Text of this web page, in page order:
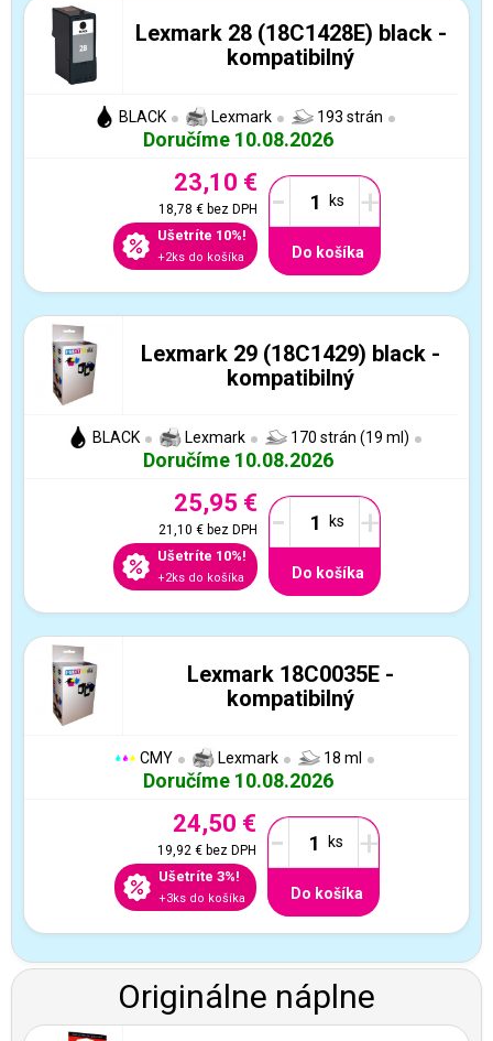
Lexmark 28 (18C1428E) black -
kompatibilný
BLACK Lexmark 193 strán
Doručíme 10.08.2026
23,10 €
18,78 €bez DPH
Ušetríte 10%!
+2ks do košíka
- +
Do košíka
Lexmark 29 (18C1429) black -
kompatibilný
BLACK Lexmark 170 strán (19 ml)
Doručíme 10.08.2026
25,95 €
21,10 €bez DPH
Ušetríte 10%!
+2ks do košíka
- +
Do košíka
Lexmark 18C0035E -
kompatibilný
CMY Lexmark 18 ml
Doručíme 10.08.2026
24,50 €
19,92 €bez DPH
Ušetríte 3%!
+3ks do košíka
- +
Do košíka
Originálne náplne